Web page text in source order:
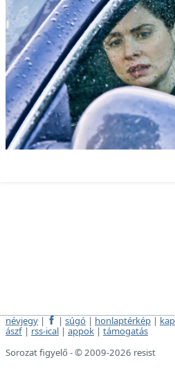
névjegy | | súgó | honlaptérkép |
ászf | rss-ical | appok | támogatás
Sorozat figyelő - © 2009-2026 resist